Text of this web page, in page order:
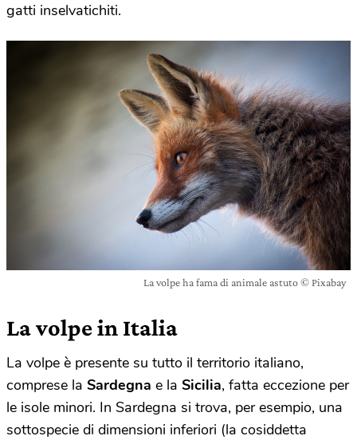
gatti inselvatichiti.
La volpe ha fama di animale astuto © Pixabay
La volpe in Italia
La volpe è presente su tutto il territorio italiano,
comprese la Sardegna e la Sicilia, fatta eccezione per
le isole minori. In Sardegna si trova, per esempio, una
sottospecie di dimensioni inferiori (la cosiddetta